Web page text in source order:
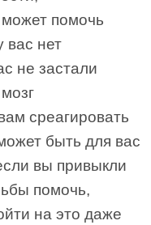
помочь
вас нет
не застали
среагировать
быть для вас
вы привыкли
помочь,
на это даже